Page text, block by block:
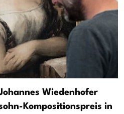
Wiedenhofer
Kompositionspreis in